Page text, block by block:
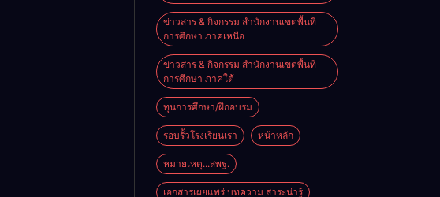
ข่าวสาร & กิจกรรม สำนักงานเขตพื้นที่
การศึกษา ภาคเหนือ
ข่าวสาร & กิจกรรม สำนักงานเขตพื้นที่
การศึกษา ภาคใต้
ทุนการศึกษา/ฝึกอบรม
รอบรั้วโรงเรียนเรา หน้าหลัก
หมายเหตุ...สพฐ.
เอกสารเผยแพร่ บทความ สาระน่ารู้